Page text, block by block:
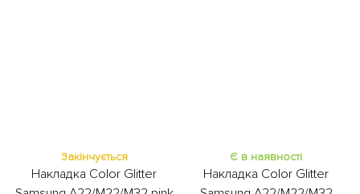
Закінчується
Накладка Color Glitter
Є в наявності
Накладка Color Glitter